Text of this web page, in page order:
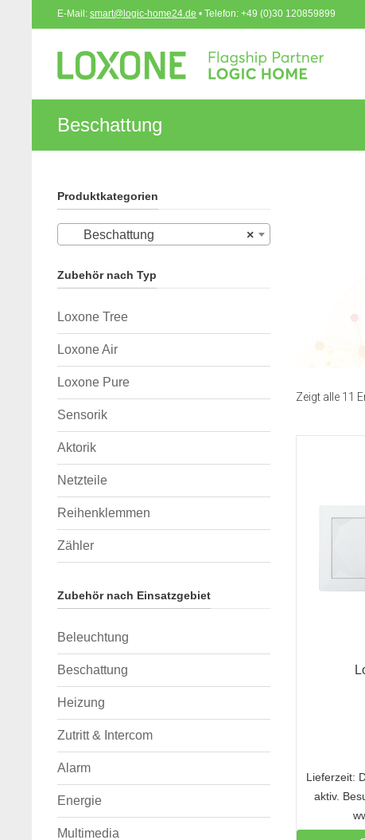
E-Mail: smart@logic-home24.de • Telefon: +49 (0)30 120859899
Beschattung
Zeigt alle 11
Lieferzeit:
aktiv.
Produktkategorien
×
Beschattung
Zubehör nach Typ
Loxone Tree
Loxone Air
Loxone Pure
Sensorik
Aktorik
Netzteile
Reihenklemmen
Zähler
Zubehör nach Einsatzgebiet
Beleuchtung
Beschattung
Heizung
Zutritt & Intercom
Alarm
Energie
Multimedia